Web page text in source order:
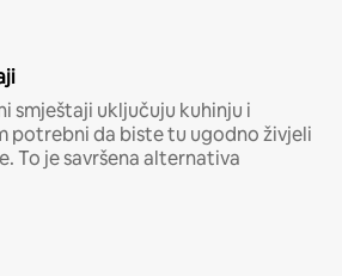
smještaji uključuju kuhinju i
potrebni da biste tu ugodno živjeli
To je savršena alternativa